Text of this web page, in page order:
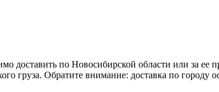
доставить по Новосибирской области или за
груза. Обратите внимание: доставка по городу